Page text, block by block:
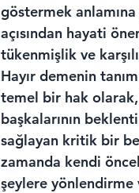
göstermek
açısından hayati
tükenmişlik ve
Hayır demenin
temel bir hak
başkalarının
sağlayan kritik bir
zamanda kendi
şeylere yönlendirme